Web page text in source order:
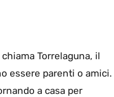
Torrelaguna, il
essere parenti o amici.
a casa per